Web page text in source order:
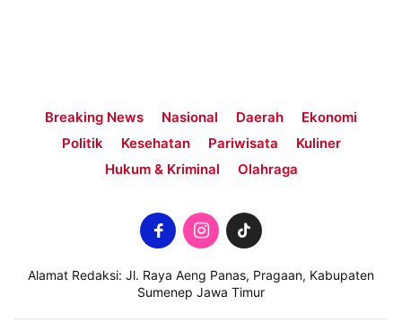
Breaking News Nasional Daerah
Ekonomi
Politik
Kesehatan Pariwisata
Kuliner
Hukum & Kriminal
Olahraga
Alamat Redaksi: Jl. Raya Aeng Panas, Pragaan, Kabupaten
Sumenep Jawa Timur